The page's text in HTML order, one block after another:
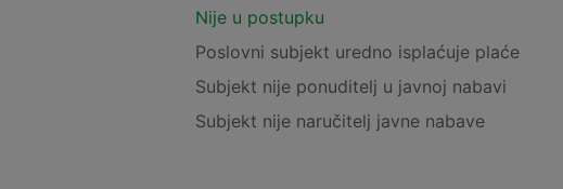
Nije u postupku
Poslovni subjekt uredno isplaćuje plaće
Subjekt nije ponuditelj u javnoj nabavi
Subjekt nije naručitelj javne nabave